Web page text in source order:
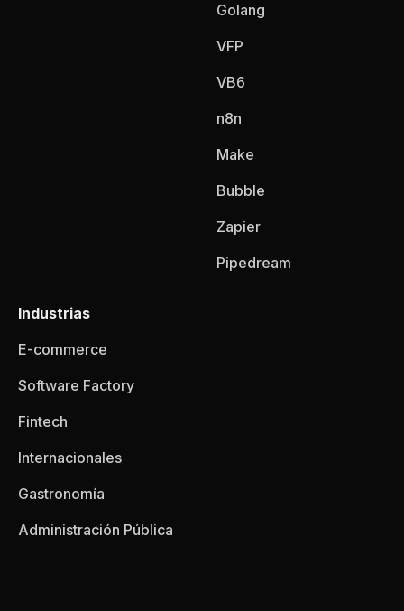
Golang
VFP
VB6
n8n
Make
Bubble
Zapier
Pipedream
Industrias
E-commerce
Software Factory
Fintech
Internacionales
Gastronomía
Administración Pública